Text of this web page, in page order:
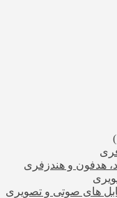
هدفون و هندزفری
های صوتی و تصویری